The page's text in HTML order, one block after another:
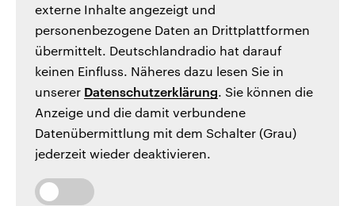
externe Inhalte angezeigt und
personenbezogene Daten an Drittplattformen
übermittelt. Deutschlandradio hat darauf
keinen Einfluss. Näheres dazu lesen Sie in
unserer Datenschutzerklärung. Sie können die
Anzeige und die damit verbundene
Datenübermittlung mit dem Schalter (Grau)
jederzeit wieder deaktivieren.